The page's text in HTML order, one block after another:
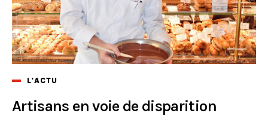
L'ACTU
Artisans en voie de disparition